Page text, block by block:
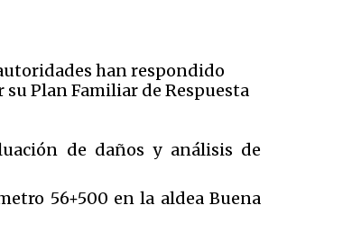
han respondido
Plan Familiar de Respuesta
de daños y análisis de
56+500 en la aldea Buena